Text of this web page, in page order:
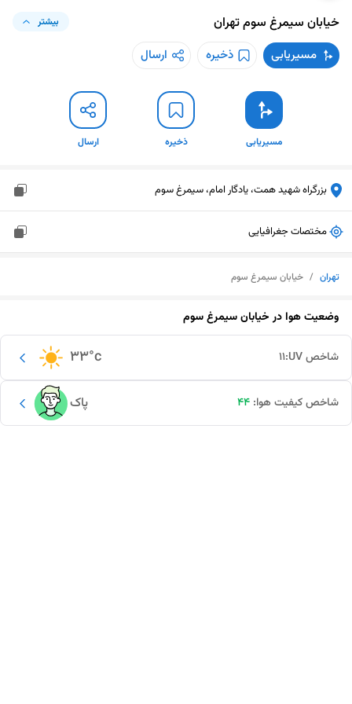
خیابان سیمرغ سومتهران بیشتر
مسیریابی ذخیره ارسال
مسیریابی ذخیره ارسال
بزرگراه شهید همت، یادگار امام، سیمرغ سوم
مختصات جغرافیایی
تهران / خیابان سیمرغ سوم
وضعیت هوا درخیابان سیمرغ سوم
33°c شاخص UV: 11
پاک شاخص کیفیت هوا: 44